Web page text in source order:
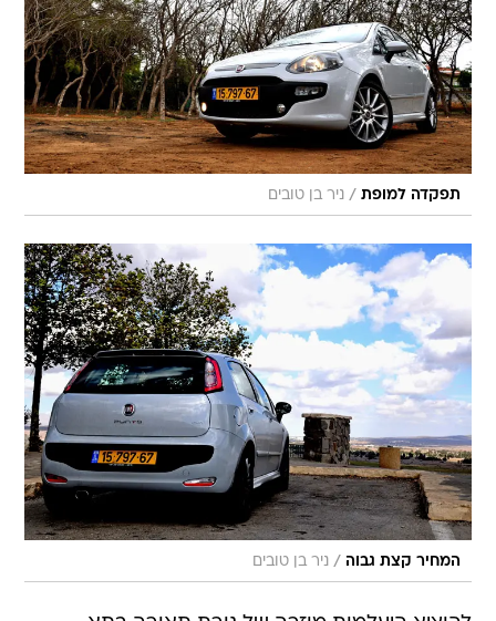
תפקדה למופת / ניר בן טובים
המחיר קצת גבוה / ניר בן טובים